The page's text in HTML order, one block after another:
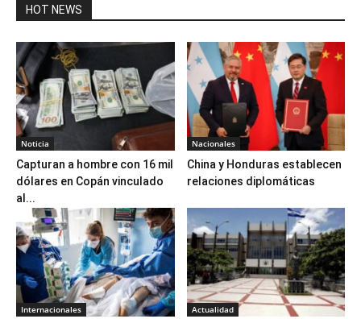
HOT NEWS
Noticia
Capturan a hombre con 16 mil
dólares en Copán vinculado
al...
Nacionales
China y Honduras establecen
relaciones diplomáticas
Internacionales Actualidad